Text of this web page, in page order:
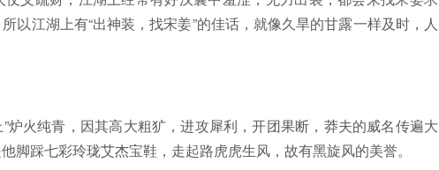
以江湖上有“出神装，找宋姜”的佳话，就像久旱的甘露一样及时，人
”炉火纯青，因其高大粗犷，进攻犀利，开团果断，莽夫的威名传遍大
脚踩七彩玲珑艾杰宝鞋，走起路虎虎生风，故有黑旋风的美誉。